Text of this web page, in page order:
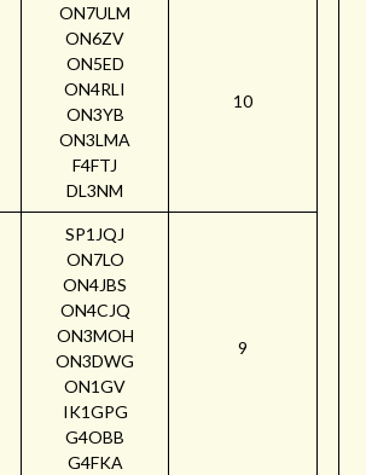
ON7ULM
ON6ZV
ON5ED
ON4RLI
ON3YB
ON3LMA
F4FTJ
DL3NM
10
SP1JQJ
ON7LO
ON4JBS
ON4CJQ
ON3MOH
ON3DWG
ON1GV
IK1GPG
G4OBB
G4FKA
9